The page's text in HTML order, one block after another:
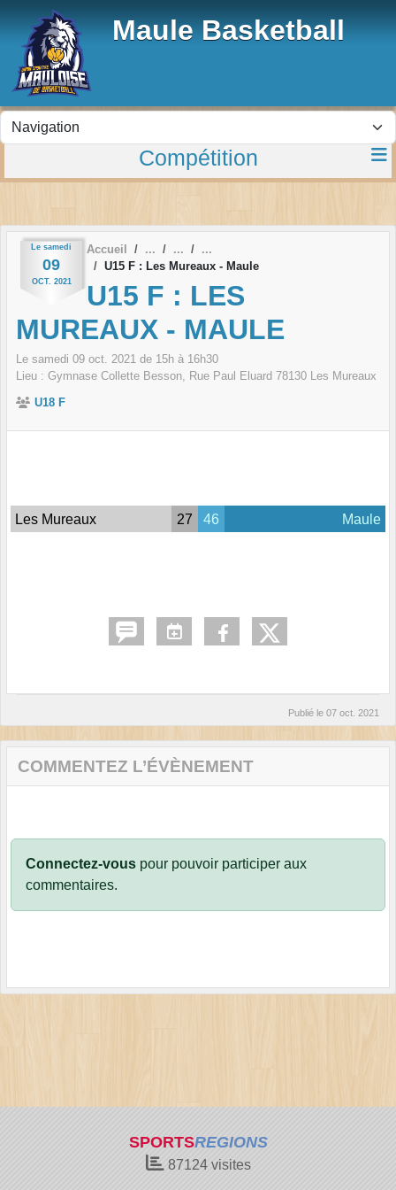
Maule Basketball
Compétition
Le samedi
09
OCT. 2021
Accueil
U15 F : Les Mureaux - Maule
U15 F : LES
MUREAUX - MAULE
Le samedi 09 oct. 2021 de 15h à 16h30
Lieu : Gymnase Collette Besson, Rue Paul Eluard 78130 Les Mureaux
U18 F
Les Mureaux 27 46 Maule
Publié le 07 oct. 2021
COMMENTEZ L’ÉVÈNEMENT
Connectez-vous pour pouvoir participer aux
commentaires.
SPORTSREGIONS
87124visites
Panneau de gestion des cookies